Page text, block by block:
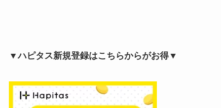
▼ハピタス新規登録はこちらからがお得▼